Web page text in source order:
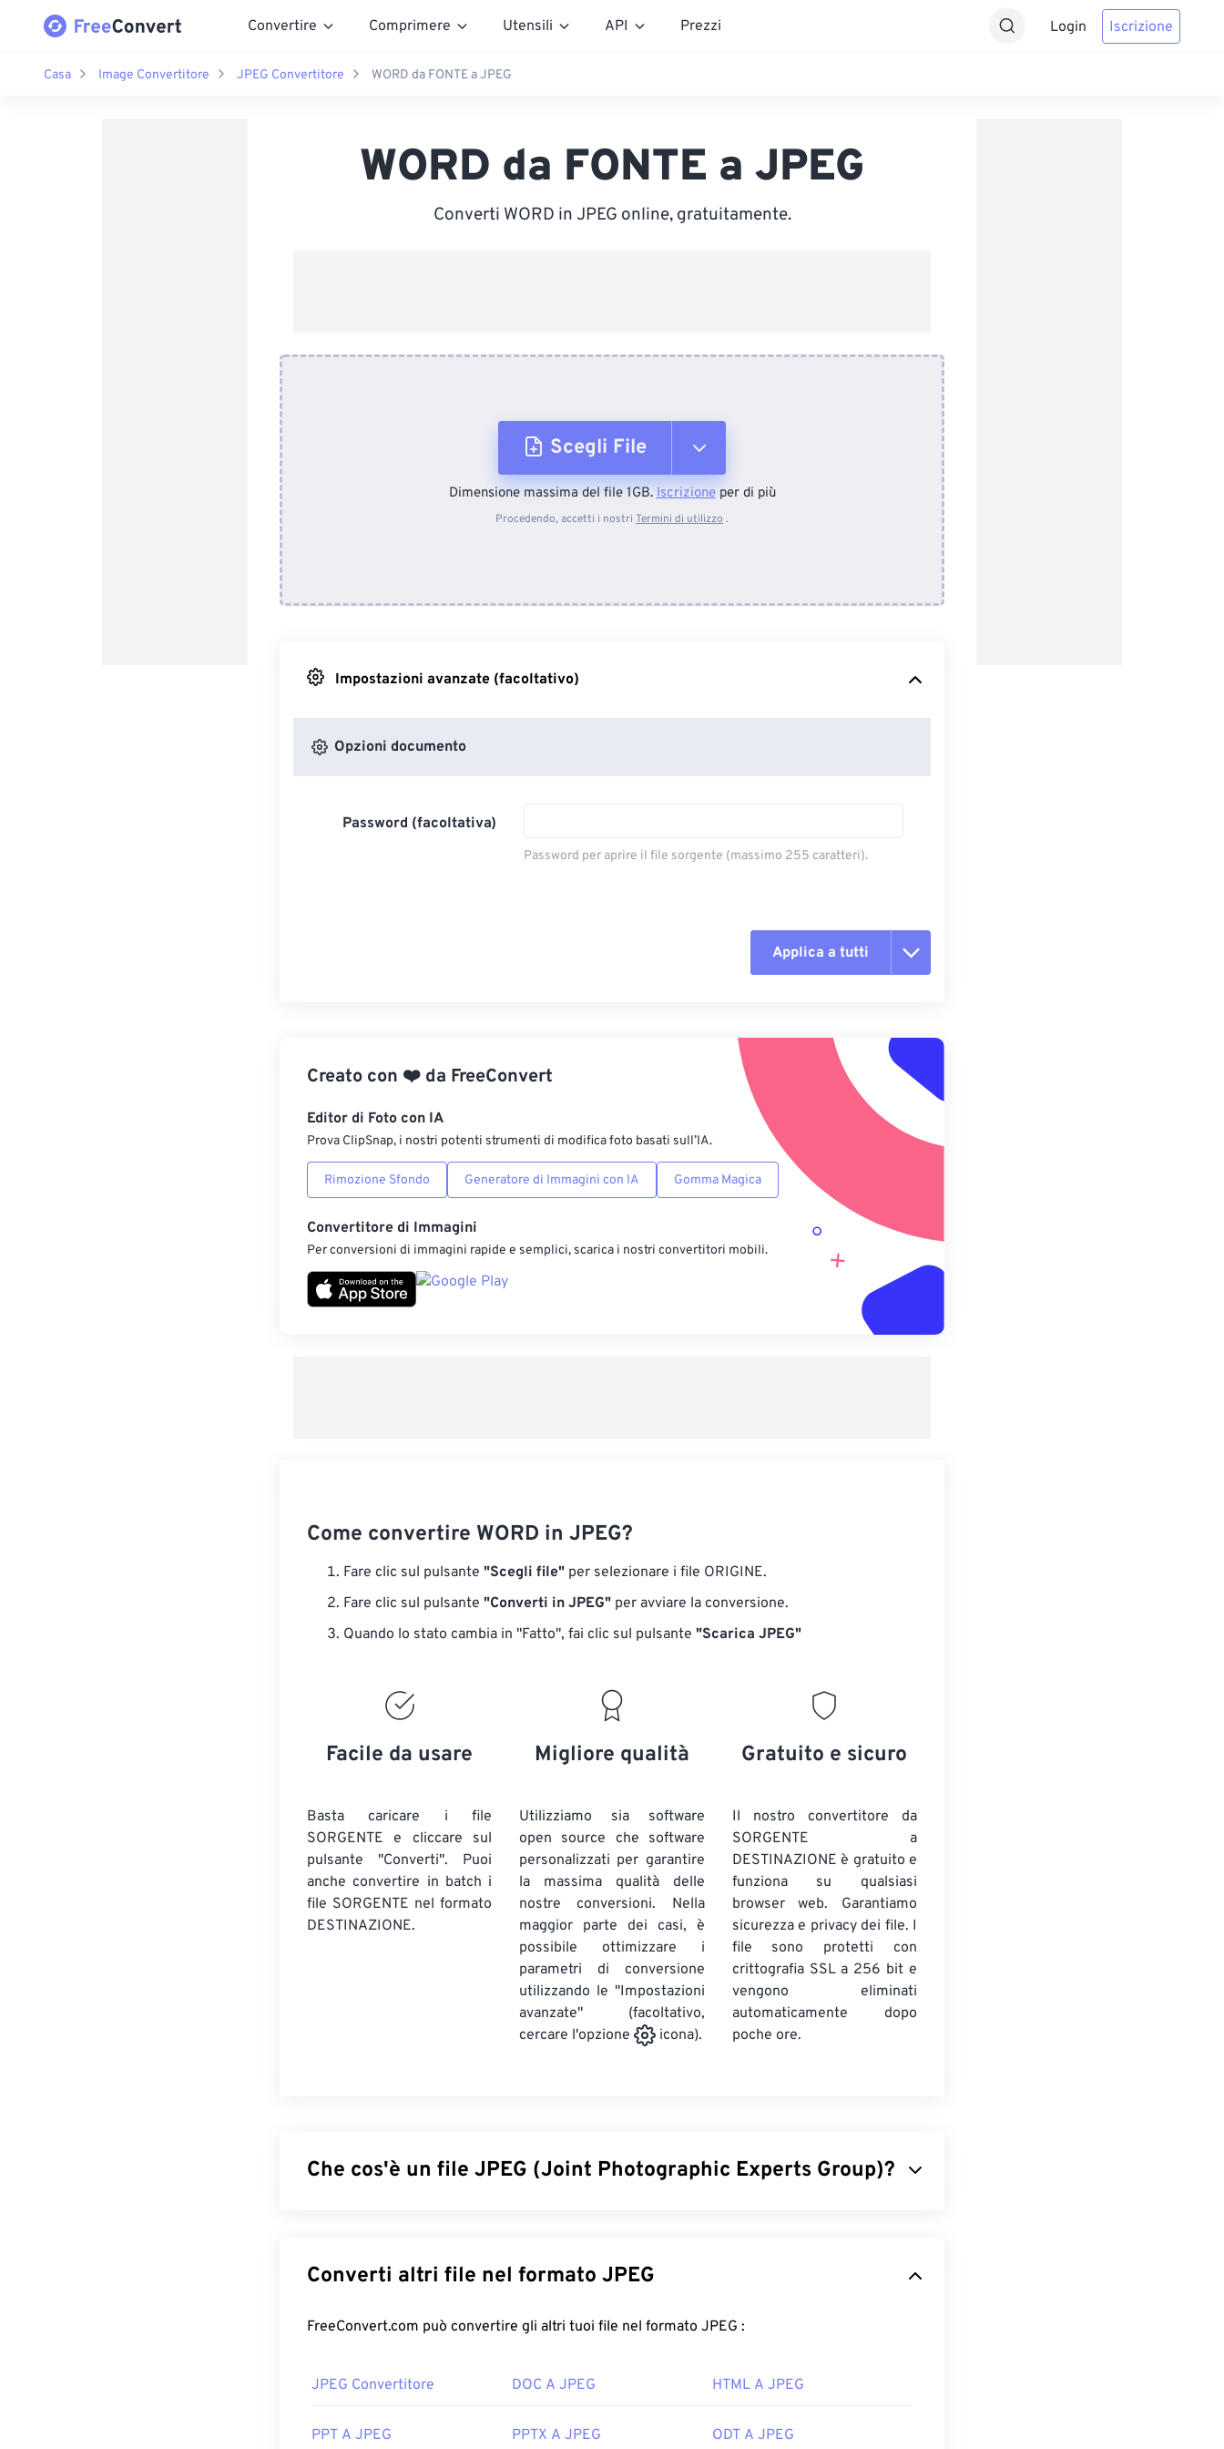
Convertire Comprimere Utensili API Prezzi Login Iscrizione
Casa Image Convertitore JPEG Convertitore WORD da FONTE a JPEG
WORD da FONTE a JPEG
Converti WORD in JPEG online, gratuitamente.
Scegli File
Dal dispositivo
Dimensione massima del file 1GB.Iscrizioneper di più
Procedendo, accetti i nostri Termini di utilizzo .
Impostazioni avanzate (facoltativo)
Opzioni documento
Password (facoltativa)
Password per aprire il file sorgente (massimo 255 caratteri).
Applica a tutti
Applica da preimpostazione
Salva come predefinito
Creato con ❤️ da FreeConvert
Editor di Foto con IA
Prova ClipSnap, i nostri potenti strumenti di modifica foto basati sull’IA.
Rimozione Sfondo Generatore di Immagini con IA Gomma Magica
Convertitore di Immagini
Per conversioni di immagini rapide e semplici, scarica i nostri convertitori mobili.
Come convertire WORD in JPEG?
Fare clic sul pulsante "Scegli file" per selezionare i file ORIGINE.
Fare clic sul pulsante "Converti in JPEG" per avviare la conversione.
Quando lo stato cambia in "Fatto", fai clic sul pulsante "Scarica JPEG"
Facile da usare
Basta caricare i file
SORGENTE e cliccare sul
pulsante "Converti". Puoi
anche convertire in batch i
file SORGENTE nel formato
DESTINAZIONE.
Migliore qualità
Utilizziamo sia software
open source che software
personalizzati per garantire
la massima qualità delle
nostre conversioni. Nella
maggior parte dei casi, è
possibile ottimizzare i
parametri di conversione
utilizzando le "Impostazioni
avanzate" (facoltativo,
cercare l'opzione
icona).
Gratuito e sicuro
Il nostro convertitore da
SORGENTE a
DESTINAZIONE è gratuito e
funziona su qualsiasi
browser web. Garantiamo
sicurezza e privacy dei file. I
file sono protetti con
crittografia SSL a 256 bit e
vengono eliminati
automaticamente dopo
poche ore.
Che cos'è un file JPEG (Joint Photographic Experts Group)?
la ragione del suo ampio utilizzo. Pertanto, le dimensioni relativamente ridotte dei file JPEG li
rendono ideali per il trasporto su Internet e l'utilizzo sui siti web. Puoi utilizzare il nostro
Quasi tutti i programmi e le applicazioni di visualizzazione delle immagini riconoscono e
Converti altri file nel formato JPEG
FreeConvert.com può convertire gli altri tuoi file nel formato JPEG :
JPEG Convertitore DOC A JPEG HTML A JPEG
PPT A JPEG PPTX A JPEG ODT A JPEG